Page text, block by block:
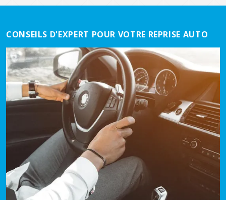
CONSEILS D'EXPERT POUR VOTRE REPRISE AUTO